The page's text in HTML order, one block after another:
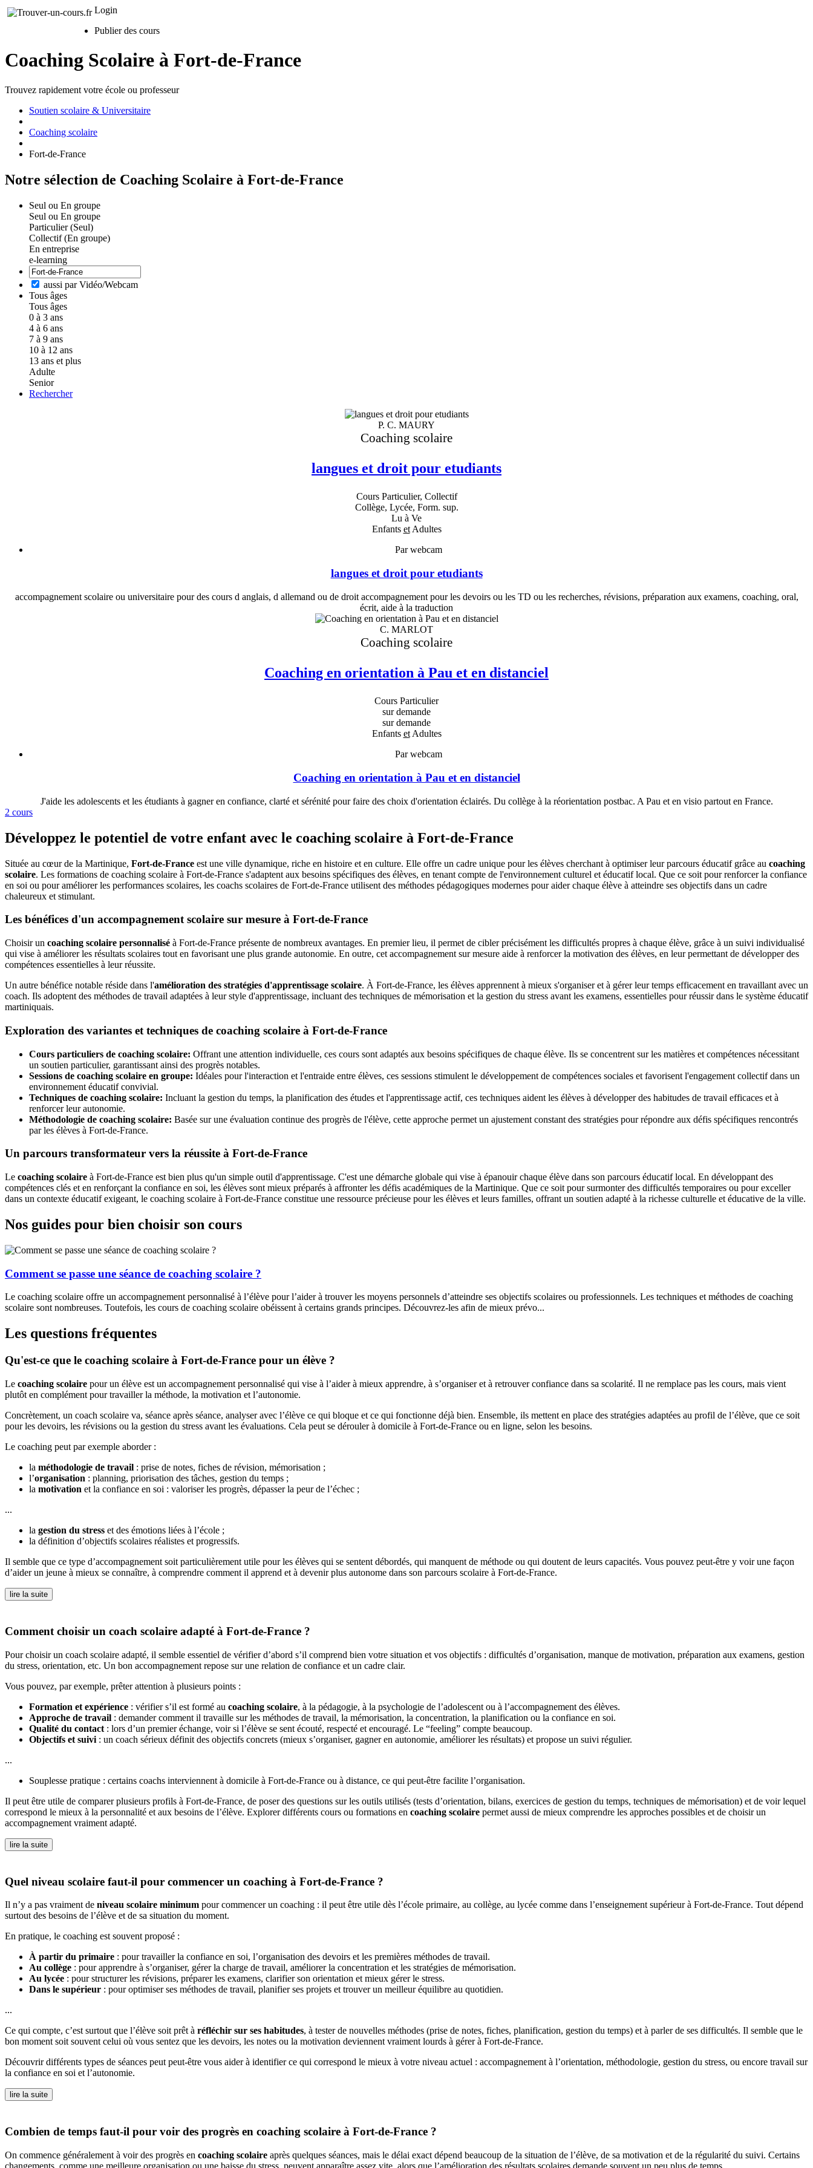
Login
Publier des cours
Coaching Scolaire à Fort-de-France
Trouvez rapidement votre école ou professeur
Soutien scolaire & Universitaire
Coaching scolaire
Fort-de-France
Notre sélection de Coaching Scolaire à Fort-de-France
Seul ou En groupe
Seul ou En groupe
Particulier (Seul)
Collectif (En groupe)
En entreprise
e-learning
aussi par Vidéo/Webcam
Tous âges
Tous âges
0 à 3 ans
4 à 6 ans
7 à 9 ans
10 à 12 ans
13 ans et plus
Adulte
Senior
Rechercher
P. C. MAURY
Coaching scolaire
langues et droit pour etudiants
Cours Particulier, Collectif
Collège, Lycée, Form. sup.
Lu à Ve
Enfants etAdultes
Par webcam
langues et droit pour etudiants
accompagnement scolaire ou universitaire pour des cours d anglais, d allemand ou de droit accompagnement pour les devoirs ou les TD ou les recherches, révisions, préparation aux examens, coaching, oral,
écrit, aide à la traduction
C. MARLOT
Coaching scolaire
Coaching en orientation à Pau et en distanciel
Cours Particulier
sur demande
sur demande
Enfants etAdultes
Par webcam
Coaching en orientation à Pau et en distanciel
J'aide les adolescents et les étudiants à gagner en confiance, clarté et sérénité pour faire des choix d'orientation éclairés. Du collège à la réorientation postbac. A Pau et en visio partout en France.
2 cours
Développez le potentiel de votre enfant avec le coaching scolaire à Fort-de-France
Située au cœur de la Martinique, Fort-de-France est une ville dynamique, riche en histoire et en culture. Elle offre un cadre unique pour les élèves cherchant à optimiser leur parcours éducatif grâce au coaching
scolaire. Les formations de coaching scolaire à Fort-de-France s'adaptent aux besoins spécifiques des élèves, en tenant compte de l'environnement culturel et éducatif local. Que ce soit pour renforcer la confiance
en soi ou pour améliorer les performances scolaires, les coachs scolaires de Fort-de-France utilisent des méthodes pédagogiques modernes pour aider chaque élève à atteindre ses objectifs dans un cadre
chaleureux et stimulant.
Les bénéfices d'un accompagnement scolaire sur mesure à Fort-de-France
Choisir un coaching scolaire personnalisé à Fort-de-France présente de nombreux avantages. En premier lieu, il permet de cibler précisément les difficultés propres à chaque élève, grâce à un suivi individualisé
qui vise à améliorer les résultats scolaires tout en favorisant une plus grande autonomie. En outre, cet accompagnement sur mesure aide à renforcer la motivation des élèves, en leur permettant de développer des
compétences essentielles à leur réussite.
Un autre bénéfice notable réside dans l'amélioration des stratégies d'apprentissage scolaire. À Fort-de-France, les élèves apprennent à mieux s'organiser et à gérer leur temps efficacement en travaillant avec un
coach. Ils adoptent des méthodes de travail adaptées à leur style d'apprentissage, incluant des techniques de mémorisation et la gestion du stress avant les examens, essentielles pour réussir dans le système éducatif
martiniquais.
Exploration des variantes et techniques de coaching scolaire à Fort-de-France
Cours particuliers de coaching scolaire: Offrant une attention individuelle, ces cours sont adaptés aux besoins spécifiques de chaque élève. Ils se concentrent sur les matières et compétences nécessitant
un soutien particulier, garantissant ainsi des progrès notables.
Sessions de coaching scolaire en groupe: Idéales pour l'interaction et l'entraide entre élèves, ces sessions stimulent le développement de compétences sociales et favorisent l'engagement collectif dans un
environnement éducatif convivial.
Techniques de coaching scolaire: Incluant la gestion du temps, la planification des études et l'apprentissage actif, ces techniques aident les élèves à développer des habitudes de travail efficaces et à
renforcer leur autonomie.
Méthodologie de coaching scolaire: Basée sur une évaluation continue des progrès de l'élève, cette approche permet un ajustement constant des stratégies pour répondre aux défis spécifiques rencontrés
par les élèves à Fort-de-France.
Un parcours transformateur vers la réussite à Fort-de-France
Le coaching scolaire à Fort-de-France est bien plus qu'un simple outil d'apprentissage. C'est une démarche globale qui vise à épanouir chaque élève dans son parcours éducatif local. En développant des
compétences clés et en renforçant la confiance en soi, les élèves sont mieux préparés à affronter les défis académiques de la Martinique. Que ce soit pour surmonter des difficultés temporaires ou pour exceller
dans un contexte éducatif exigeant, le coaching scolaire à Fort-de-France constitue une ressource précieuse pour les élèves et leurs familles, offrant un soutien adapté à la richesse culturelle et éducative de la ville.
Nos guides pour bien choisir son cours
Comment se passe une séance de coaching scolaire ?
Le coaching scolaire offre un accompagnement personnalisé à l’élève pour l’aider à trouver les moyens personnels d’atteindre ses objectifs scolaires ou professionnels. Les techniques et méthodes de coaching
scolaire sont nombreuses. Toutefois, les cours de coaching scolaire obéissent à certains grands principes. Découvrez-les afin de mieux prévo...
Les questions fréquentes
Qu'est-ce que le coaching scolaire à Fort-de-France pour un élève ?
Le coaching scolaire pour un élève est un accompagnement personnalisé qui vise à l’aider à mieux apprendre, à s’organiser et à retrouver confiance dans sa scolarité. Il ne remplace pas les cours, mais vient
plutôt en complément pour travailler la méthode, la motivation et l’autonomie.
Concrètement, un coach scolaire va, séance après séance, analyser avec l’élève ce qui bloque et ce qui fonctionne déjà bien. Ensemble, ils mettent en place des stratégies adaptées au profil de l’élève, que ce soit
pour les devoirs, les révisions ou la gestion du stress avant les évaluations. Cela peut se dérouler à domicile à Fort-de-France ou en ligne, selon les besoins.
Le coaching peut par exemple aborder :
la méthodologie de travail : prise de notes, fiches de révision, mémorisation ;
l’organisation : planning, priorisation des tâches, gestion du temps ;
la motivation et la confiance en soi : valoriser les progrès, dépasser la peur de l’échec ;
...
la gestion du stress et des émotions liées à l’école ;
la définition d’objectifs scolaires réalistes et progressifs.
Il semble que ce type d’accompagnement soit particulièrement utile pour les élèves qui se sentent débordés, qui manquent de méthode ou qui doutent de leurs capacités. Vous pouvez peut-être y voir une façon
d’aider un jeune à mieux se connaître, à comprendre comment il apprend et à devenir plus autonome dans son parcours scolaire à Fort-de-France.
lire la suite
Comment choisir un coach scolaire adapté à Fort-de-France ?
Pour choisir un coach scolaire adapté, il semble essentiel de vérifier d’abord s’il comprend bien votre situation et vos objectifs : difficultés d’organisation, manque de motivation, préparation aux examens, gestion
du stress, orientation, etc. Un bon accompagnement repose sur une relation de confiance et un cadre clair.
Vous pouvez, par exemple, prêter attention à plusieurs points :
Formation et expérience : vérifier s’il est formé au coaching scolaire, à la pédagogie, à la psychologie de l’adolescent ou à l’accompagnement des élèves.
Approche de travail : demander comment il travaille sur les méthodes de travail, la mémorisation, la concentration, la planification ou la confiance en soi.
Qualité du contact : lors d’un premier échange, voir si l’élève se sent écouté, respecté et encouragé. Le “feeling” compte beaucoup.
Objectifs et suivi : un coach sérieux définit des objectifs concrets (mieux s’organiser, gagner en autonomie, améliorer les résultats) et propose un suivi régulier.
...
Souplesse pratique : certains coachs interviennent à domicile à Fort-de-France ou à distance, ce qui peut-être facilite l’organisation.
Il peut être utile de comparer plusieurs profils à Fort-de-France, de poser des questions sur les outils utilisés (tests d’orientation, bilans, exercices de gestion du temps, techniques de mémorisation) et de voir lequel
correspond le mieux à la personnalité et aux besoins de l’élève. Explorer différents cours ou formations en coaching scolaire permet aussi de mieux comprendre les approches possibles et de choisir un
accompagnement vraiment adapté.
lire la suite
Quel niveau scolaire faut-il pour commencer un coaching à Fort-de-France ?
Il n’y a pas vraiment de niveau scolaire minimum pour commencer un coaching : il peut être utile dès l’école primaire, au collège, au lycée comme dans l’enseignement supérieur à Fort-de-France. Tout dépend
surtout des besoins de l’élève et de sa situation du moment.
En pratique, le coaching est souvent proposé :
À partir du primaire : pour travailler la confiance en soi, l’organisation des devoirs et les premières méthodes de travail.
Au collège : pour apprendre à s’organiser, gérer la charge de travail, améliorer la concentration et les stratégies de mémorisation.
Au lycée : pour structurer les révisions, préparer les examens, clarifier son orientation et mieux gérer le stress.
Dans le supérieur : pour optimiser ses méthodes de travail, planifier ses projets et trouver un meilleur équilibre au quotidien.
...
Ce qui compte, c’est surtout que l’élève soit prêt à réfléchir sur ses habitudes, à tester de nouvelles méthodes (prise de notes, fiches, planification, gestion du temps) et à parler de ses difficultés. Il semble que le
bon moment soit souvent celui où vous sentez que les devoirs, les notes ou la motivation deviennent vraiment lourds à gérer à Fort-de-France.
Découvrir différents types de séances peut peut-être vous aider à identifier ce qui correspond le mieux à votre niveau actuel : accompagnement à l’orientation, méthodologie, gestion du stress, ou encore travail sur
la confiance en soi et l’autonomie.
lire la suite
Combien de temps faut-il pour voir des progrès en coaching scolaire à Fort-de-France ?
On commence généralement à voir des progrès en coaching scolaire après quelques séances, mais le délai exact dépend beaucoup de la situation de l’élève, de sa motivation et de la régularité du suivi. Certains
changements, comme une meilleure organisation ou une baisse du stress, peuvent apparaître assez vite, alors que l’amélioration des résultats scolaires demande souvent un peu plus de temps.